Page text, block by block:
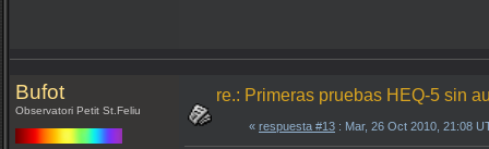
Bufot
Observatori Petit St.Feliu
re.: Primeras pruebas HEQ-5 sin
« respuesta #13 : Mar, 26 Oct 2010, 21:08